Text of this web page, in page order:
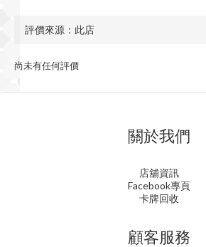
尚未有任何評價
關於我們
店舖資訊
Facebook專頁
卡牌回收
顧客服務